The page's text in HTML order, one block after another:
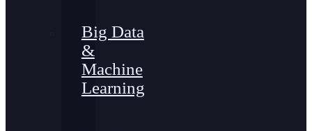
Big Data
&
Machine
Learning